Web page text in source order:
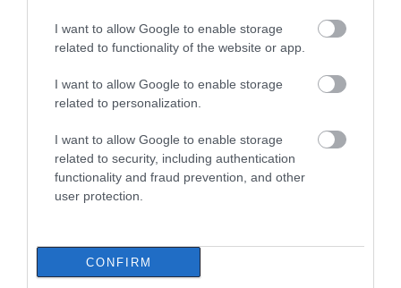
I want to allow Google to enable storage
related to functionality of the website or app.
I want to allow Google to enable storage
related to personalization.
I want to allow Google to enable storage
related to security, including authentication
functionality and fraud prevention, and other
user protection.
CONFIRM
Εύβοια: Που έχει διακοπή
ρεύματος σήμερα Δευτέρα 10
10.08.2026 | 09:00
Αττικής: Ήχησε το 112, καίει
κοντά σε σπίτια
10.08.2026 | 08:40
10.08.2026 | 08:20
Αύγουστος στην
Εύβοια: Τι θα γίνει
αύριο στα σοκάκια
Η Λίμνη Ευβοίας
γίνεται σημείο